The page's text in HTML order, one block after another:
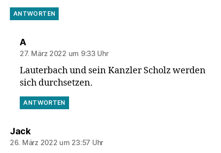
ANTWORTEN
Asagt:
27. März 2022 um 9:33 Uhr
Lauterbach und sein Kanzler Scholz werden
sich durchsetzen.
ANTWORTEN
Jacksagt:
26. März 2022 um 23:57 Uhr